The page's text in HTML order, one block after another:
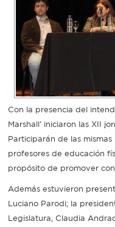
Recorrido
colectivos
Recarga
SUBE
Con la presencia del
Marshall' iniciaron las XII
Participarán de las
profesores de educación
propósito de promover
Además estuvieron
Luciano Parodi; la
Legislatura, Claudia